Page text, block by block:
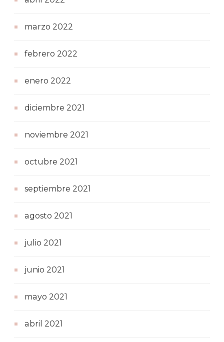
marzo 2022
febrero 2022
enero 2022
diciembre 2021
noviembre 2021
octubre 2021
septiembre 2021
agosto 2021
julio 2021
junio 2021
mayo 2021
abril 2021